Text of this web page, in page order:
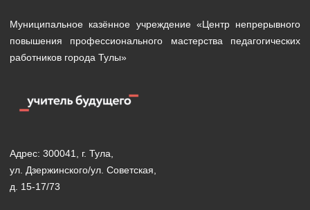
Муниципальное казённое учреждение «Центр непрерывного
повышения профессионального мастерства педагогических
работников города Тулы»
Адрес: 300041, г. Тула,
ул. Дзержинского/ул. Советская,
д. 15-17/73